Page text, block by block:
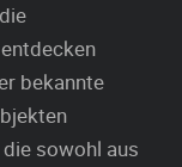
bekannte
sowohl aus